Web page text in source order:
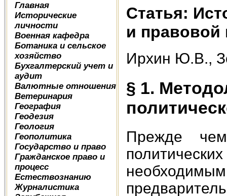
Главная
Исторические
личности
Военная кафедра
Ботаника и сельское
хозяйство
Бухгалтерский учет и
аудит
Валютные отношения
Ветеринария
География
Геодезия
Геология
Геополитика
Государство и право
Гражданское право и
процесс
Естествознанию
Журналистика
Статья:
и
Ирхин Ю.В.,
§ 1.
Прежде